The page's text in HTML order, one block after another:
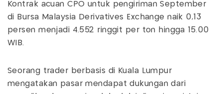
Kontrak acuan CPO untuk pengiriman September
di Bursa Malaysia Derivatives Exchange naik 0,13
persen menjadi 4.552 ringgit per ton hingga 15.00
WIB.
Seorang trader berbasis di Kuala Lumpur
mengatakan pasar mendapat dukungan dari